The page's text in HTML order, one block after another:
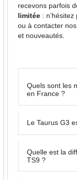
recevons parfois
limitée :
ou à contacter
et nouveautés.
Quels sont les
en France ?
Le Taurus G3
Quelle est la
TS9 ?